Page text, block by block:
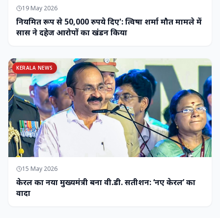
19 May 2026
नियमित रूप से 50,000 रुपये दिए': त्विषा शर्मा मौत मामले में
सास ने दहेज आरोपों का खंडन किया
KERALA NEWS
15 May 2026
केरल का नया मुख्यमंत्री बना वी.डी. सतीशन: ‘नए केरल’ का
वादा